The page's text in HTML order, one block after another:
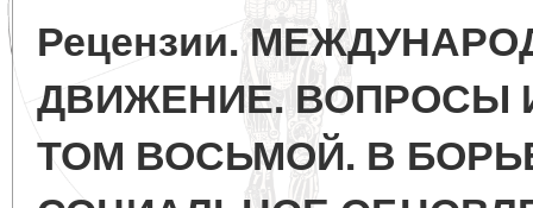
Рецензии.
ДВИЖЕНИЕ. ВОПРОСЫ
ТОМ ВОСЬМОЙ. В